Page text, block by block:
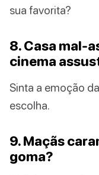
sua favorita?
8. Casa mal-
cinema
Sinta a emoção
escolha.
9. Maçãs
goma?